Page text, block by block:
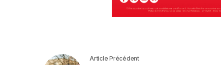
Article Précédent